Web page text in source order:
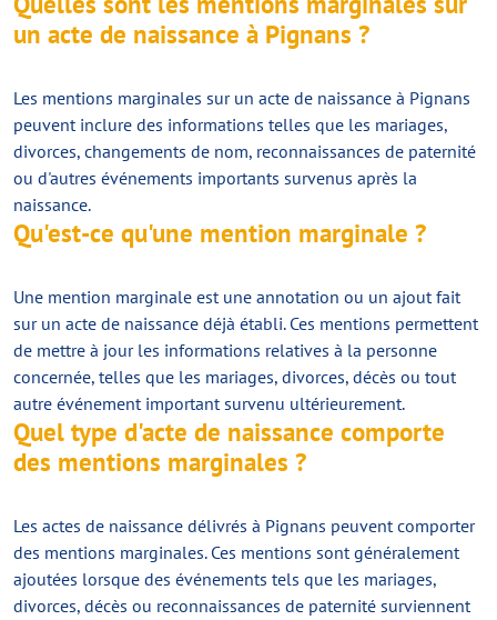
un acte de naissance à Pignans ?
Les mentions marginales sur un acte de naissance à Pignans
peuvent inclure des informations telles que les mariages,
divorces, changements de nom, reconnaissances de paternité
ou d'autres événements importants survenus après la
naissance.
Qu'est-ce qu'une mention marginale ?
Une mention marginale est une annotation ou un ajout fait
sur un acte de naissance déjà établi. Ces mentions permettent
de mettre à jour les informations relatives à la personne
concernée, telles que les mariages, divorces, décès ou tout
autre événement important survenu ultérieurement.
Quel type d'acte de naissance comporte
des mentions marginales ?
Les actes de naissance délivrés à Pignans peuvent comporter
des mentions marginales. Ces mentions sont généralement
ajoutées lorsque des événements tels que les mariages,
divorces, décès ou reconnaissances de paternité surviennent